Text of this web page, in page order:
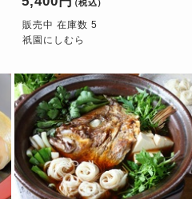
（税込）
販売中 在庫数 5
祇園にしむら